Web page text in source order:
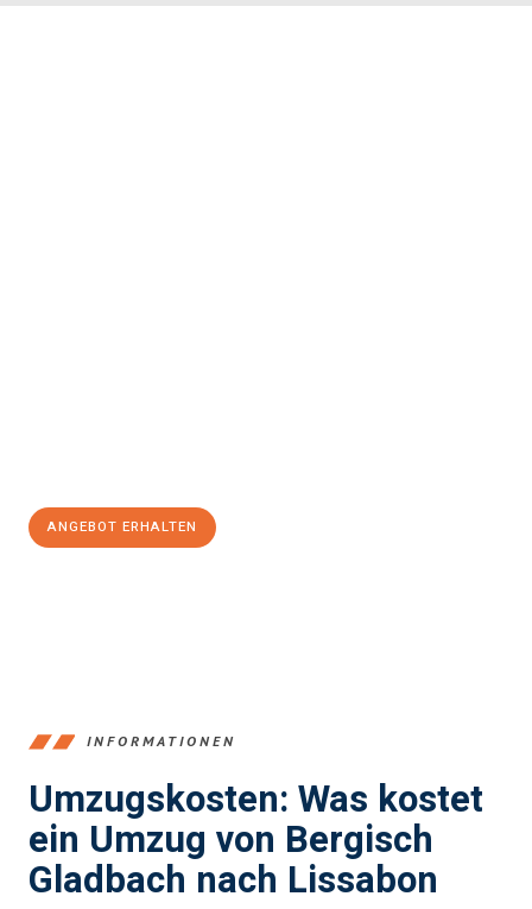
ANGEBOT ERHALTEN
INFORMATIONEN
Umzugskosten: Was kostet
ein Umzug von Bergisch
Gladbach nach Lissabon